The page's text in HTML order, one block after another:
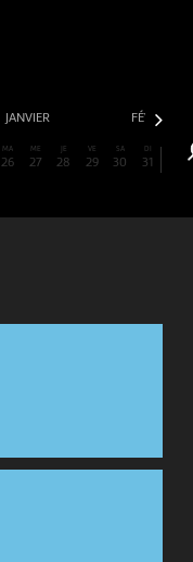
JANVIER FÉVRIER
MA
26
ME
27
JE
28
VE
29
SA
30
DI
31